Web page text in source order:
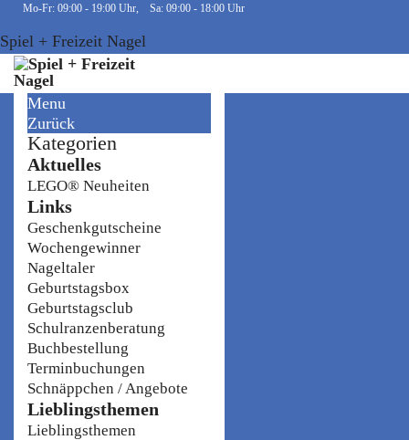
Spiel + Freizeit Nagel
Mo-Fr: 09:00 - 19:00 Uhr, Sa: 09:00 - 18:00 Uhr
Menu
Zurück
Kategorien
Aktuelles
LEGO® Neuheiten
Links
Geschenkgutscheine
Wochengewinner
Nageltaler
Geburtstagsbox
Geburtstagsclub
Schulranzenberatung
Buchbestellung
Terminbuchungen
Schnäppchen / Angebote
Lieblingsthemen
Lieblingsthemen